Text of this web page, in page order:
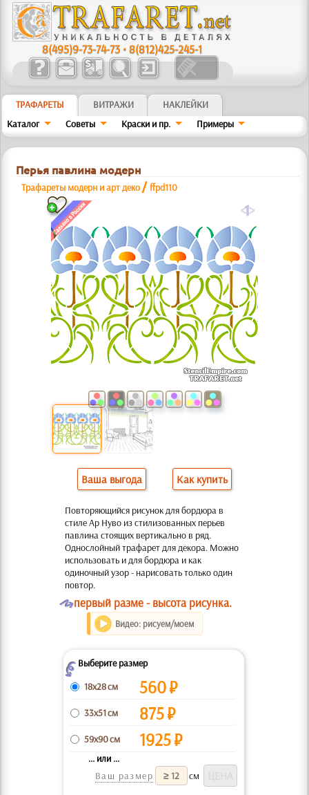
8(495)9-73-74-73 •8(812)425-245-1
ТРАФАРЕТЫ ВИТРАЖИ
НАКЛЕЙКИ
Каталог
Советы Краски и пр. Примеры
Перья павлина модерн
Трафареты модерн и арт деко /ffpd110
a
Ваша выгода Как купить
Повторяющийся рисунок для бордюра в
стиле Ар Нуво из стилизованных перьев
павлина стоящих вертикально в ряд.
Однослойный трафарет для декора. Можно
использовать и для бордюра и как
одиночный узор - нарисовать только один
повтор.
Oпервый разме - высота рисунка.
Видео: рисуем/моем
ZВыберите размер
18x28 см
560₽
33x51 см 875₽
59x90 см 1925₽
... или ...
Ваш размер
см